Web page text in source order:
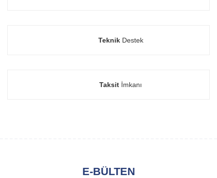
TeknikDestek
Taksit İmkanı
E-BÜLTEN